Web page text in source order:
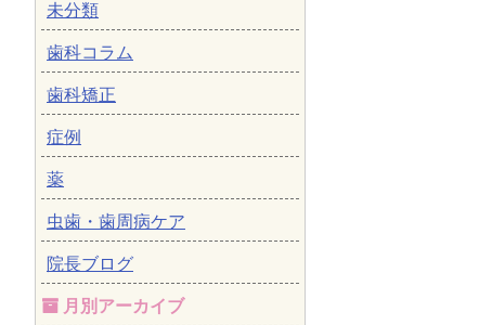
未分類
歯科コラム
歯科矯正
症例
薬
虫歯・歯周病ケア
院長ブログ
月別アーカイブ